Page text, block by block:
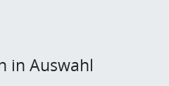
in Auswahl